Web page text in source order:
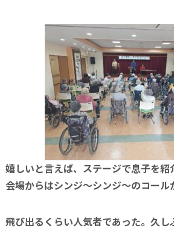
嬉しいと言えば、ステージで息子を紹
会場からはシンジ～シンジ～のコール
飛び出るくらい人気者であった。久し